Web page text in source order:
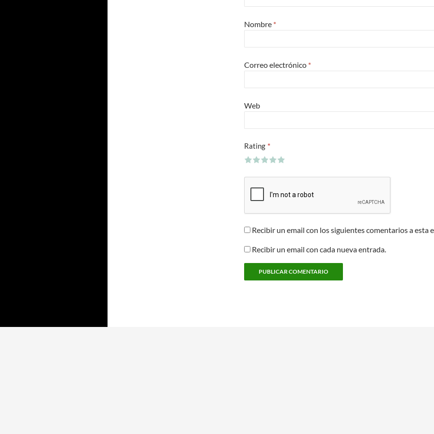
Nombre *
Correo electrónico *
Web
Rating *
Recibir un email con los siguientes comentarios a esta
Recibir un email con cada nueva entrada.